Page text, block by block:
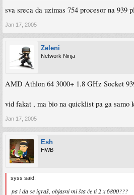
sva sreca da uzimas 754 procesor na 939
Jan 17, 2005
Zeleni
Network Ninja
AMD Athlon 64 3000+ 1.8 GHz Socket
vid fakat , ma bio na quicklist pa ga samo
Jan 17, 2005
Esh
HWB
syss said:
pa i da se igraš, objasni mi šta će ti 2 x 6800???